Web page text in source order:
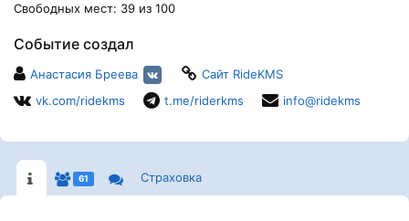
Свободных мест: 39 из 100
Событие создал
Анастасия Бреева
Сайт RideKMS
vk.com/ridekms
t.me/riderkms info@ridekms
61 Страховка